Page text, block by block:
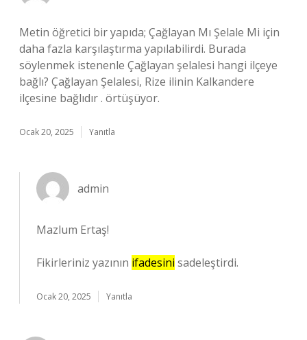
Metin öğretici bir yapıda; Çağlayan Mı Şelale Mi için
daha fazla karşılaştırma yapılabilirdi. Burada
söylenmek istenenle Çağlayan şelalesi hangi ilçeye
bağlı? Çağlayan Şelalesi, Rize ilinin Kalkandere
ilçesine bağlıdır . örtüşüyor.
Ocak 20, 2025 Yanıtla
admin
Mazlum Ertaş!
Fikirleriniz yazının ifadesini sadeleştirdi.
Ocak 20, 2025 Yanıtla